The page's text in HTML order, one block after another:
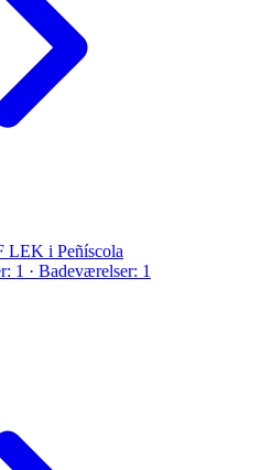
LEK i Peñíscola
1 · Badeværelser: 1